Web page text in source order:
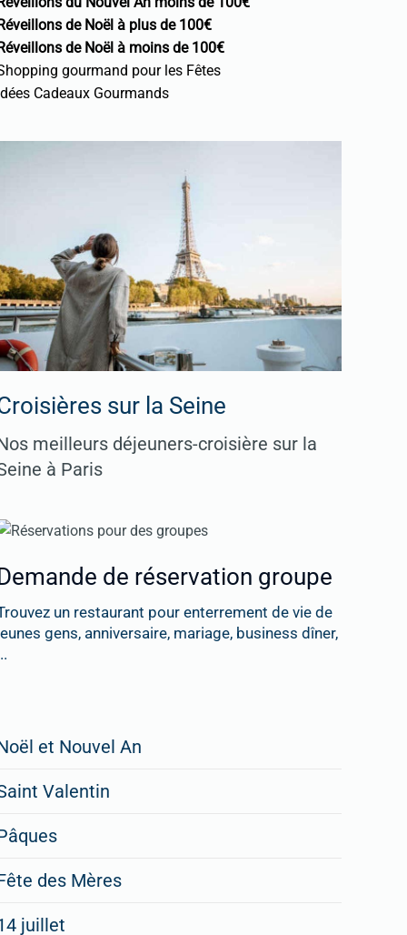
de Noël à plus de 100€
de Noël à moins de 100€
gourmand pour les Fêtes
Cadeaux Gourmands
sur la Seine
meilleurs déjeuners-croisière sur la
à Paris
de réservation groupe
un restaurant pour enterrement de vie de
gens, anniversaire, mariage, business dîner,
Restaurateurs,
figurer
vos
spéciaux
dans
et Nouvel An
Valentin
des Mères
juillet